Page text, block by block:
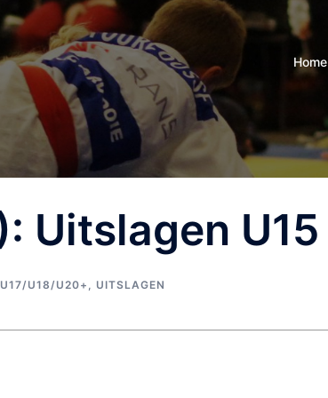
Home
Uitslagen U15
U18/U20+ , UITSLAGEN